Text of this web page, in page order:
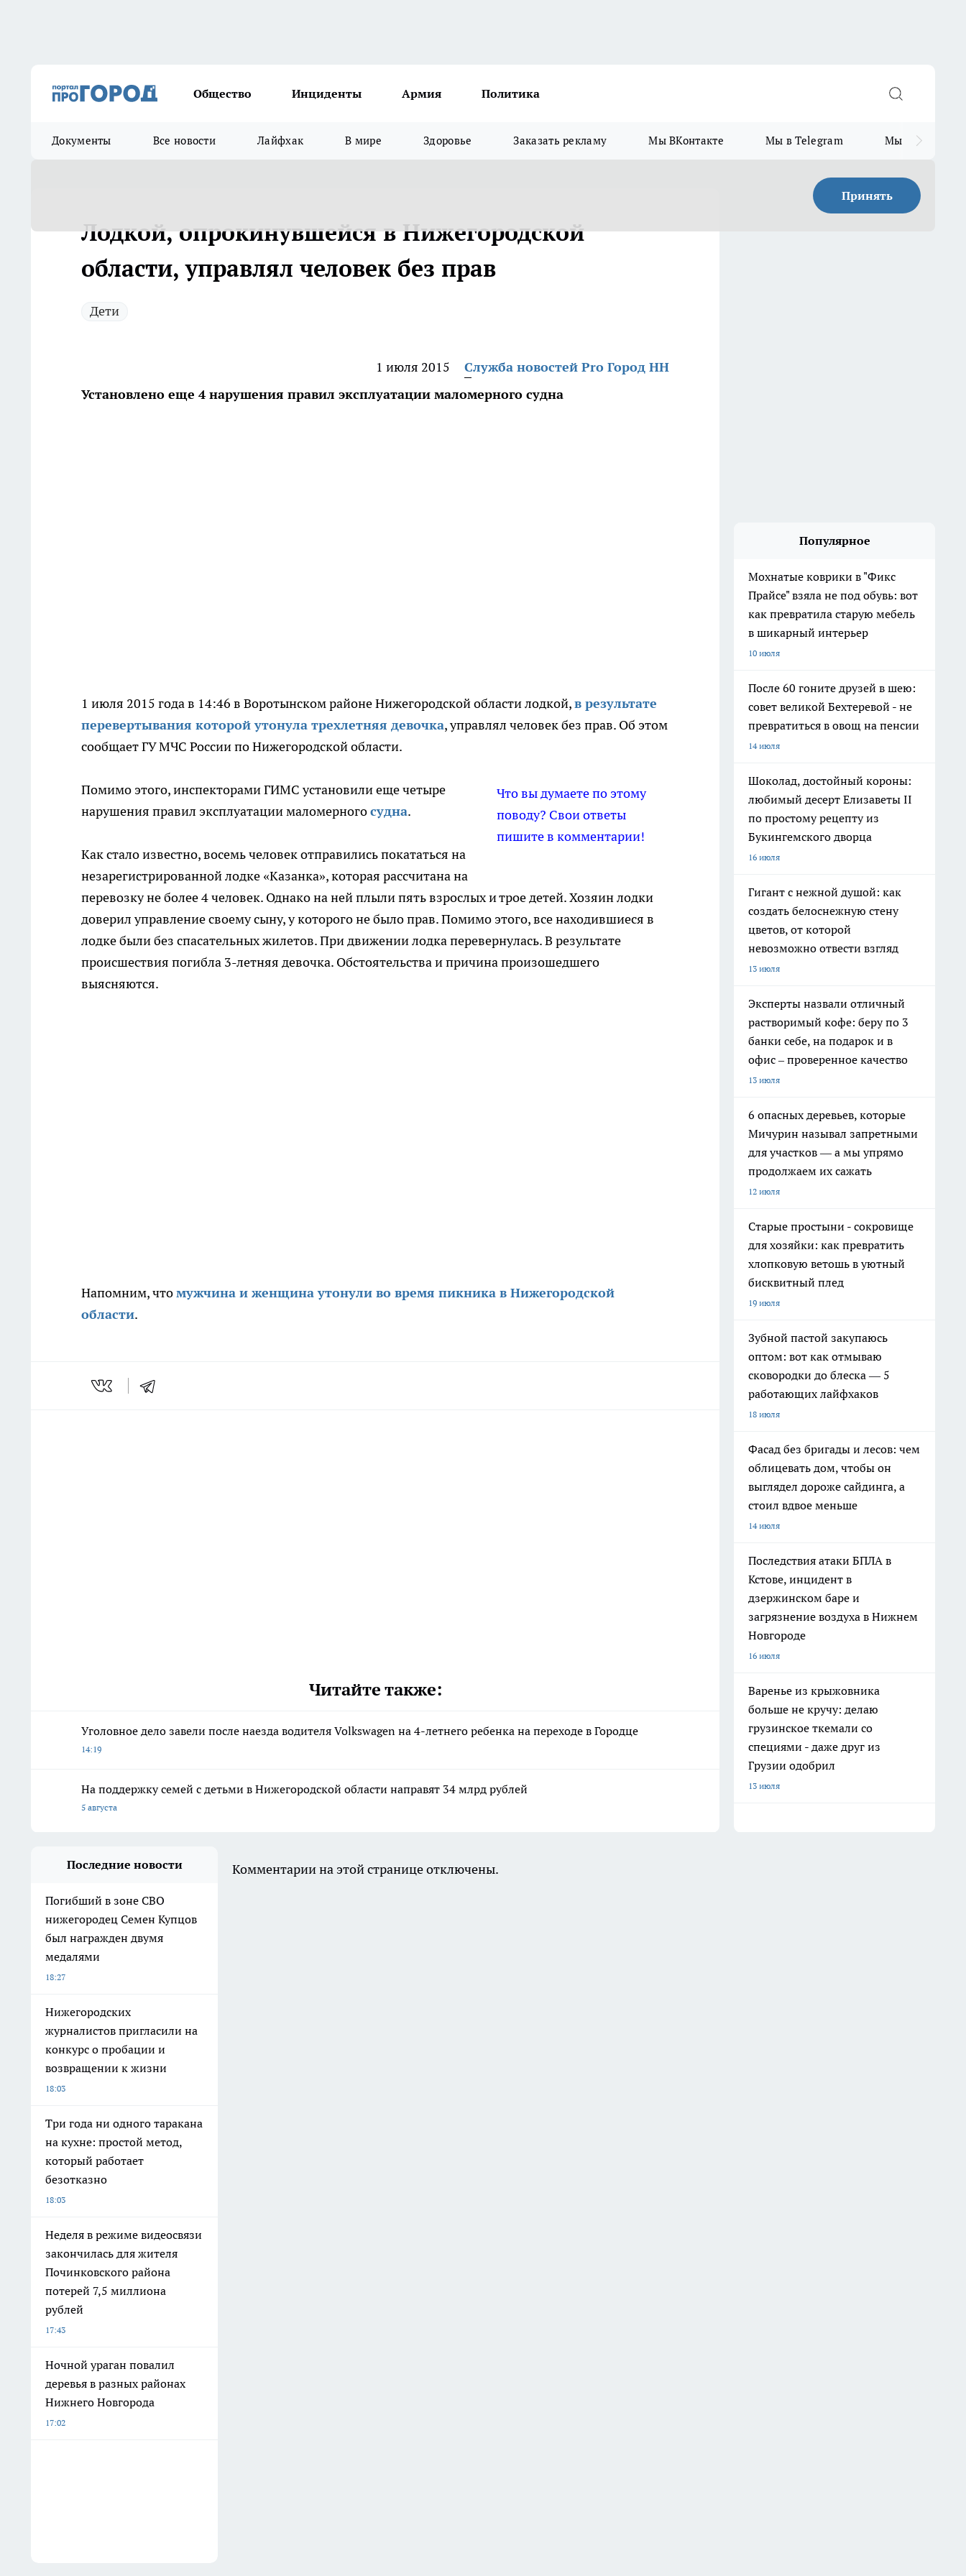
Общество Инциденты Армия Политика
Документы Все новости Лайфхак В мире Здоровье Заказать рекламу Мы ВКонтакте Мы в Telegram Мы в MAX
Принять
Лодкой, опрокинувшейся в Нижегородской
области, управлял человек без прав
Дети
1 июля 2015
Служба новостей Pro Город НН
Установлено еще 4 нарушения правил эксплуатации маломерного судна
1 июля 2015 года в 14:46 в Воротынском районе Нижегородской области лодкой,в результате
перевертывания которой утонула трехлетняя девочка, управлял человек без прав. Об этом
сообщает ГУ МЧС России по Нижегородской области.
Что вы думаете по этому
поводу? Свои ответы
пишите в комментарии!
Помимо этого, инспекторами ГИМС установили еще четыре
нарушения правил эксплуатации маломерногосудна.
Как стало известно, восемь человек отправились покататься на
незарегистрированной лодке «Казанка», которая рассчитана на
перевозку не более 4 человек. Однако на ней плыли пять взрослых и трое детей. Хозяин лодки
доверил управление своему сыну, у которого не было прав. Помимо этого, все находившиеся в
лодке были без спасательных жилетов. При движении лодка перевернулась. В результате
происшествия погибла 3-летняя девочка. Обстоятельства и причина произошедшего
выясняются.
Напомним, чтомужчина и женщина утонули во время пикника в Нижегородской
области.
Читайте также:
Уголовное дело завели после наезда водителя Volkswagen на 4-летнего ребенка на переходе в Городце
14:19
На поддержку семей с детьми в Нижегородской области направят 34 млрд рублей
5 августа
Популярное
Мохнатые коврики в "Фикс
Прайсе" взяла не под обувь: вот
как превратила старую мебель
в шикарный интерьер
10 июля
После 60 гоните друзей в шею:
совет великой Бехтеревой - не
превратиться в овощ на пенсии
14 июля
Шоколад, достойный короны:
любимый десерт Елизаветы II
по простому рецепту из
Букингемского дворца
16 июля
Гигант с нежной душой: как
создать белоснежную стену
цветов, от которой
невозможно отвести взгляд
13 июля
Эксперты назвали отличный
растворимый кофе: беру по 3
банки себе, на подарок и в
офис – проверенное качество
13 июля
6 опасных деревьев, которые
Мичурин называл запретными
для участков — а мы упрямо
продолжаем их сажать
12 июля
Старые простыни - сокровище
для хозяйки: как превратить
хлопковую ветошь в уютный
бисквитный плед
19 июля
Зубной пастой закупаюсь
оптом: вот как отмываю
сковородки до блеска — 5
работающих лайфхаков
18 июля
Фасад без бригады и лесов: чем
облицевать дом, чтобы он
выглядел дороже сайдинга, а
стоил вдвое меньше
14 июля
Последствия атаки БПЛА в
Кстове, инцидент в
дзержинском баре и
загрязнение воздуха в Нижнем
Новгороде
16 июля
Варенье из крыжовника
больше не кручу: делаю
грузинское ткемали со
специями - даже друг из
Грузии одобрил
13 июля
Последние новости
Погибший в зоне СВО
нижегородец Семен Купцов
был награжден двумя
медалями
18:27
Нижегородских
журналистов пригласили на
конкурс о пробации и
возвращении к жизни
18:03
Три года ни одного таракана
на кухне: простой метод,
который работает
безотказно
18:03
Неделя в режиме видеосвязи
закончилась для жителя
Починковского района
потерей 7,5 миллиона
рублей
17:43
Ночной ураган повалил
деревья в разных районах
Нижнего Новгорода
17:02
Комментарии на этой странице отключены.